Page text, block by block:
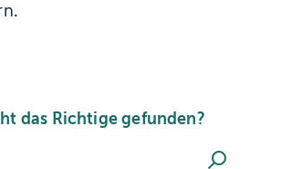
das Richtige gefunden?
Suchen